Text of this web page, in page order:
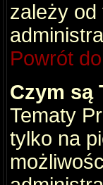
zależy od
Powrót
Czym są
Tematy
tylko na